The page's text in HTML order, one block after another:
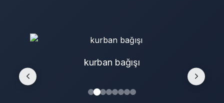
kurban bağışı